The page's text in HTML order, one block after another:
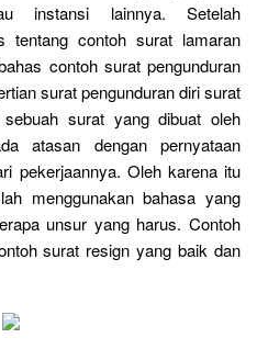
instansi lainnya. Setelah
tentang contoh surat lamaran
contoh surat pengunduran
surat pengunduran diri surat
surat yang dibuat oleh
atasan dengan pernyataan
pekerjaannya. Oleh karena itu
menggunakan bahasa yang
unsur yang harus. Contoh
surat resign yang baik dan